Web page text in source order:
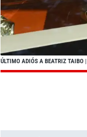
ÚLTIMO ADIÓS A BEATRIZ TAIBO